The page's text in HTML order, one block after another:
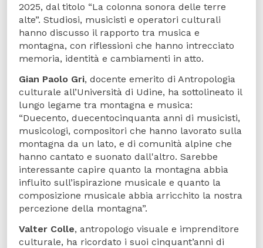
2025, dal titolo “La colonna sonora delle terre
alte”. Studiosi, musicisti e operatori culturali
hanno discusso il rapporto tra musica e
montagna, con riflessioni che hanno intrecciato
memoria, identità e cambiamenti in atto.
Gian Paolo Gri, docente emerito di Antropologia
culturale all’Università di Udine, ha sottolineato il
lungo legame tra montagna e musica:
“Duecento, duecentocinquanta anni di musicisti,
musicologi, compositori che hanno lavorato sulla
montagna da un lato, e di comunità alpine che
hanno cantato e suonato dall'altro. Sarebbe
interessante capire quanto la montagna abbia
influito sull’ispirazione musicale e quanto la
composizione musicale abbia arricchito la nostra
percezione della montagna”.
Valter Colle, antropologo visuale e imprenditore
culturale, ha ricordato i suoi cinquant’anni di